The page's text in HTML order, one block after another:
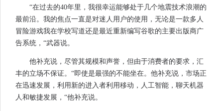
“在过去的40年里，我很幸运能够处于几个地震技术浪潮的
最前沿。我的焦点一直是对迷人用户的使用，无论是一款多人
冒险游戏我在学校写道还是最近重新编写谷歌的主要出版商广
告系统，“武器说。
他补充说，尽管其规模和声誉，但由于消费者的要求，汇
丰的立场不保证。“即使是最强的不能坐在。他补充说，市场正
在迅速发展，利用新的进入者利用移动，人工智能，聊天机器
人和敏捷发展，“他补充说。